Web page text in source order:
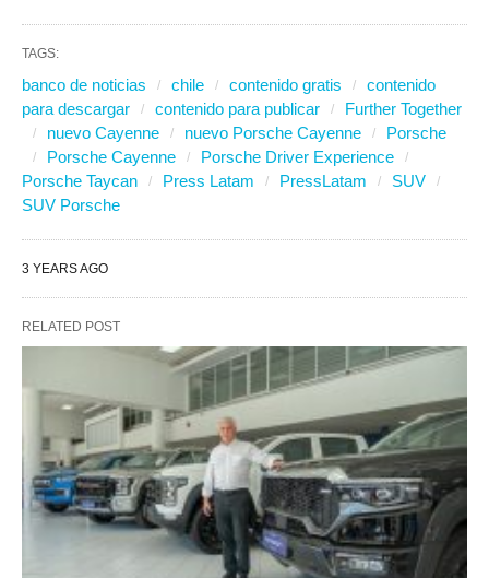
TAGS:
banco de noticias chile contenido gratis
contenido
para descargar
contenido para publicar
Further Together
nuevo Cayenne
nuevo Porsche Cayenne
Porsche
Porsche Cayenne
Porsche Driver Experience
Porsche Taycan
Press Latam PressLatam
SUV
SUV Porsche
3 YEARS AGO
RELATED POST